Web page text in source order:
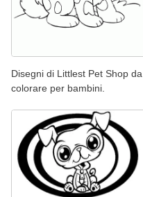
Disegni di Littlest Pet Shop da
colorare per bambini.